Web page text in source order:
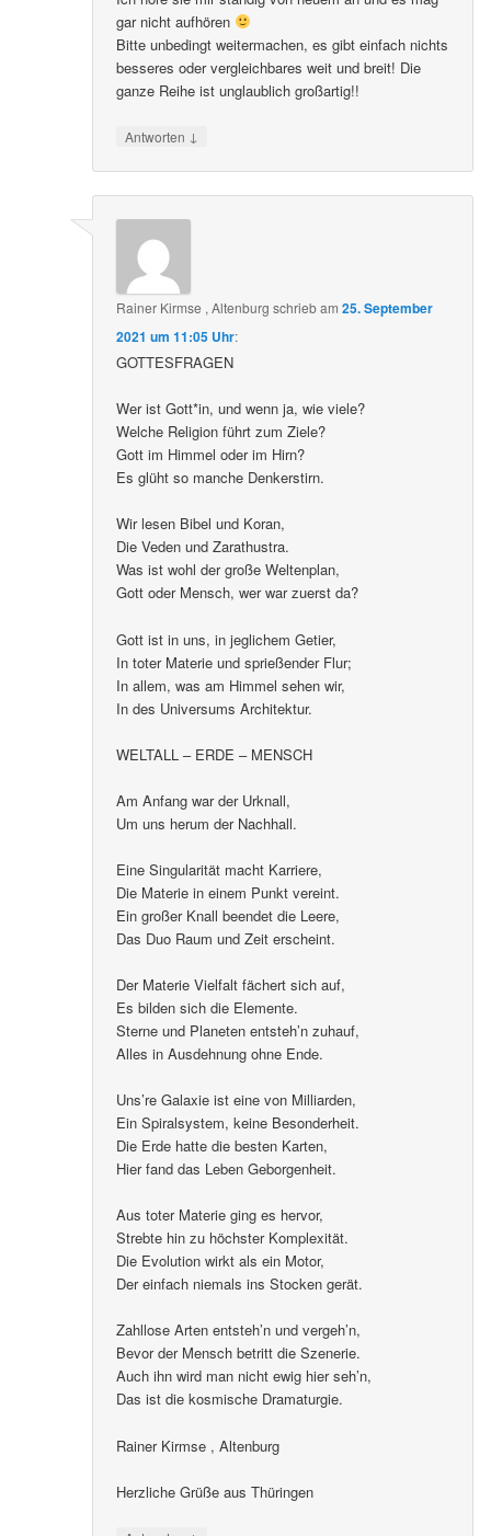
Großes Lob und einen riesen Dank für diese Folge.
Ich höre sie mir ständig von neuem an und es mag
gar nicht aufhören
Bitte unbedingt weitermachen, es gibt einfach nichts
besseres oder vergleichbares weit und breit! Die
Antworten↓
Rainer Kirmse , Altenburg
2021 um 11:05 Uhr
GOTTESFRAGEN
Wer ist Gott*in, und wenn ja, wie viele?
Welche Religion führt zum Ziele?
Gott im Himmel oder im Hirn?
Es glüht so manche Denkerstirn.
Wir lesen Bibel und Koran,
Die Veden und Zarathustra.
Was ist wohl der große Weltenplan,
Gott ist in uns, in jeglichem Getier,
In toter Materie und sprießender Flur;
In allem, was am Himmel sehen wir,
Am Anfang war der Urknall,
Eine Singularität macht Karriere,
Die Materie in einem Punkt vereint.
Ein großer Knall beendet die Leere,
Das Duo Raum und Zeit erscheint.
Der Materie Vielfalt fächert sich auf,
Es bilden sich die Elemente.
Sterne und Planeten entsteh’n zuhauf,
Alles in Ausdehnung ohne Ende.
Uns’re Galaxie ist eine von Milliarden,
Ein Spiralsystem, keine Besonderheit.
Die Erde hatte die besten Karten,
Hier fand das Leben Geborgenheit.
Aus toter Materie ging es hervor,
Strebte hin zu höchster Komplexität.
Der einfach niemals ins Stocken gerät.
Zahllose Arten entsteh’n und vergeh’n,
Bevor der Mensch betritt die Szenerie.
Auch ihn wird man nicht ewig hier seh’n,